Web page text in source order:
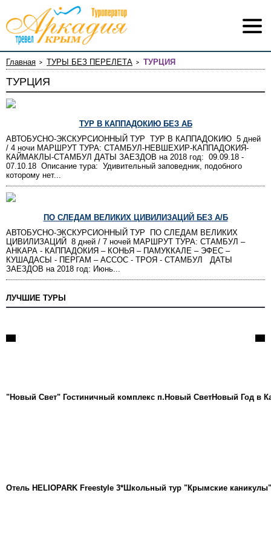
Главная ТУРЫ БЕЗ ПЕРЕЛЕТА ТУРЦИЯ
ТУРЦИЯ
ТУР В КАППАДОКИЮ БЕЗ АБ
АВТОБУСНО-ЭКСКУРСИОННЫЙ ТУР ТУР В КАППАДОКИЮ 5 дней
/ 4 ночи МАРШРУТ ТУРА: СТАМБУЛ-НЕВШЕХИР-КАППАДОКИЯ-
КАЙМАКЛЫ-СТАМБУЛ ДАТЫ ЗАЕЗДОВ на 2018 год: 09.09.18 -
07.10.18 Описание тура: Удивительный заповедник, подобного
которому нет...
ПО СЛЕДАМ ВЕЛИКИХ ЦИВИЛИЗАЦИЙ БЕЗ А/Б
АВТОБУСНО-ЭКСКУРСИОННЫЙ ТУР ПО СЛЕДАМ ВЕЛИКИХ
ЦИВИЛИЗАЦИЙ 8 дней / 7 ночей МАРШРУТ ТУРА: СТАМБУЛ –
АНКАРА - КАППАДОКИЯ – КОНЬЯ – ПАМУККАЛЕ – ЭФЕС –
КУШАДАСЫ - ПЕРГАМ – АССОС - ТРОЯ - СТАМБУЛ ДАТЫ
ЗАЕЗДОВ на 2018 год: Июнь...
ЛУЧШИЕ ТУРЫ
"Новый Свет" Гостиничный комплекс п.Новый СветНовый Год в
Отель HELIOPARK Freestyle 3*Школьный тур "Крымские каникулы"